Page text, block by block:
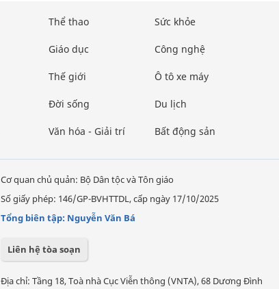
Thể thao
Giáo dục
Thế giới
Đời sống
Văn hóa - Giải trí
Sức khỏe
Công nghệ
Ô tô xe máy
Du lịch
Bất động sản
Cơ quan chủ quản: Bộ Dân tộc và Tôn giáo
Số giấy phép: 146/GP-BVHTTDL, cấp ngày 17/10/2025
Tổng biên tập: Nguyễn Văn Bá
Liên hệ tòa soạn
Địa chỉ: Tầng 18, Toà nhà Cục Viễn thông (VNTA), 68 Dương Đình